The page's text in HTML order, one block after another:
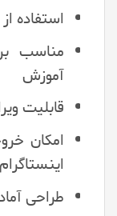
استفاده
مناسب
آموزش
قابلیت
امکان
طراحی